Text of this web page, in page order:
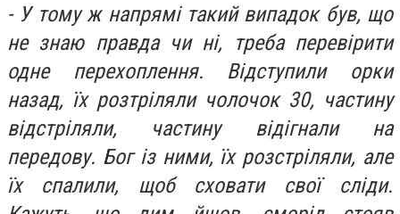
- У тому ж напрямі такий випадок був, що
не знаю правда чи ні, треба перевірити
одне перехоплення. Відступили орки
назад, їх розтріляли чолочок 30, частину
відстріляли, частину відігнали на
передову. Бог із ними, їх розстріляли, але
їх спалили, щоб сховати свої сліди.